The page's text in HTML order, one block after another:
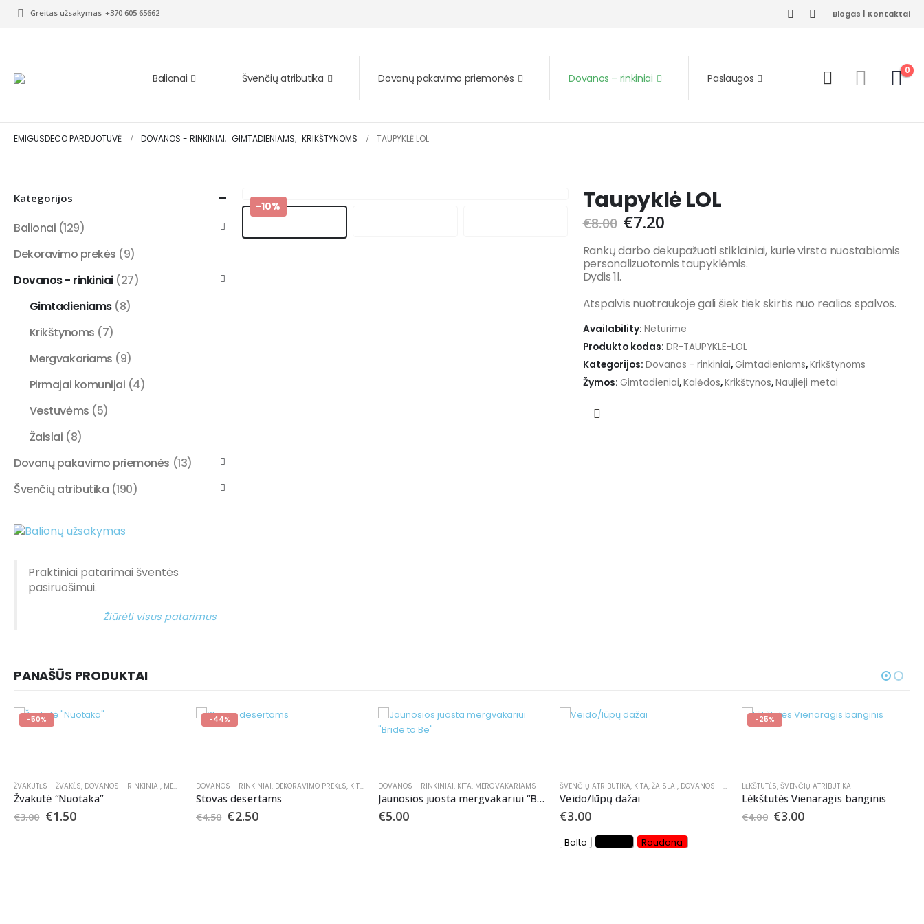
Greitas užsakymas +370 605 65662 Blogas | Kontaktai
Balionai Švenčių atributika Dovanų pakavimo priemonės Dovanos – rinkiniai Paslaugos
0
EMIGUSDECO PARDUOTUVĖ DOVANOS - RINKINIAI, GIMTADIENIAMS, KRIKŠTYNOMS TAUPYKLĖ LOL
-10% Taupyklė LOL
€8.00 €7.20
Rankų darbo dekupažuoti stiklainiai, kurie virsta nuostabiomis
personalizuotomis taupyklėmis.
Dydis 1l.
Atspalvis nuotraukoje gali šiek tiek skirtis nuo realios spalvos.
Availability: Neturime
Produkto kodas: DR-TAUPYKLE-LOL
Kategorijos: Dovanos - rinkiniai,Gimtadieniams,Krikštynoms
Žymos: Gimtadieniai,Kalėdos,Krikštynos,Naujieji metai
Kategorijos
Balionai (129)
Dekoravimo prekės (9)
Dovanos - rinkiniai (27)
Gimtadieniams (8)
Krikštynoms (7)
Mergvakariams (9)
Pirmajai komunijai (4)
Vestuvėms (5)
Žaislai (8)
Dovanų pakavimo priemonės (13)
Švenčių atributika (190)
Praktiniai patarimai šventės
pasiruošimui.
Žiūrėti visus patarimus
PANAŠŪS PRODUKTAI
-50%
ŽVAKUTĖS - ŽVAKĖS, DOVANOS - RINKINIAI, MERGVAKARIAMS ,ŠVENČIŲ ATRIBUTIKA,VESTUVĖMS
Žvakutė “Nuotaka”
€3.00 €1.50
-44%
DOVANOS - RINKINIAI, DEKORAVIMO PREKĖS, KITA MERGVAKARIAMS,ŠVENČIŲ ATRIBUTIKA,VESTUVĖMS
Stovas desertams
€4.50 €2.50
DOVANOS - RINKINIAI, KITA, MERGVAKARIAMS
Jaunosios juosta mergvakariui “Bride to Be”
€5.00
ŠVENČIŲ ATRIBUTIKA, KITA,ŽAISLAI, DOVANOS - RINKINIAI
Veido/lūpų dažai
€3.00
Balta Raudona
-25%
LĖKŠTUTĖS,ŠVENČIŲ ATRIBUTIKA
Lėkštutės Vienaragis banginis
€4.00 €3.00